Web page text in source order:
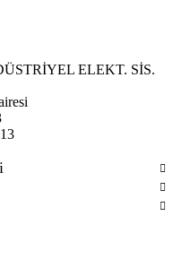
ELEKT. SİS.